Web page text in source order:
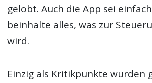
gelobt. Auch die App sei
beinhalte alles, was zur
wird.
Einzig als Kritikpunkte wurden